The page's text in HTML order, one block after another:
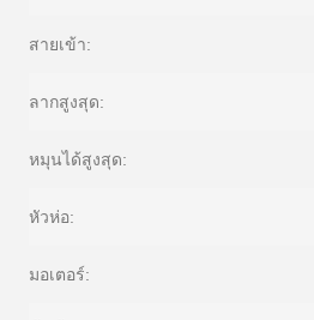
สายเข้า:
ลากสูงสุด:
หมุนได้สูงสุด:
หัวห่อ:
มอเตอร์: